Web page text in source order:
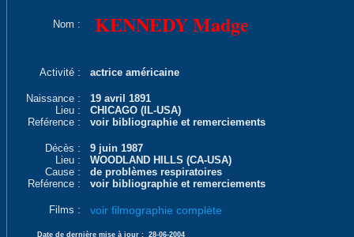
Nom : KENNEDY Madge
Activité : actrice américaine
Naissance :
19 avril 1891
Lieu :
CHICAGO (IL-USA)
Reférence :
voir bibliographie et remerciements
Décès :
9 juin 1987
Lieu :
WOODLAND HILLS (CA-USA)
Cause :
de problèmes respiratoires
Reférence :
voir bibliographie et remerciements
Films : voir filmographie complète
Date de dernière mise à jour : 28-06-2004